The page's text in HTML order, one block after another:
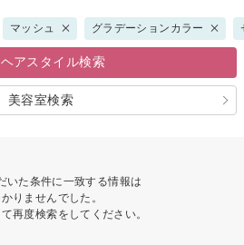
マッシュ グラデーションカラー
ヘアスタイル検索
美容室検索
いた条件に一致する情報は
りませんでした。
再度検索をしてください。